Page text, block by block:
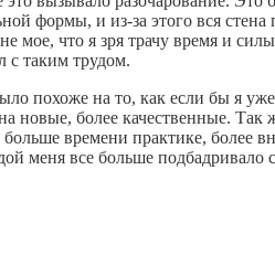
формы, и из-за этого вся
мое, что я зря трачу время и
с таким трудом.
похоже на то, как если бы я
новые, более качественные.
времени практике, более
все больше подбадривало